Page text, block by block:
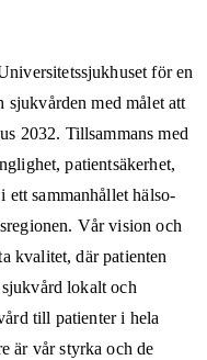
för en
med målet att
2032. Tillsammans med
patientsäkerhet,
sammanhållet hälso-
Vår vision och
kvalitet, där patienten
lokalt och
till patienter i hela
är vår styrka och de